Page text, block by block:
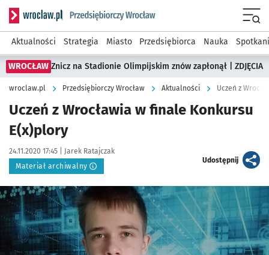
Serwis informacyjny wroclaw.pl podserwis: Strategia
Aktualności Strategia Miasto Przedsiębiorca Nauka
WROCŁAW Znicz na Stadionie Olimpijskim znów zapłonął | ZDJĘCIA
wroclaw.pl Przedsiębiorczy Wrocław Aktualności Uczeń z
Uczeń z Wrocławia w finale Konkursu
E(x)plory
Data publikacji:
24.11.2020 17:45 | Autor:
Jarek Ratajczak
Materiał archiwalny
Udostępnijartykuł
Kliknij, aby powiększyć